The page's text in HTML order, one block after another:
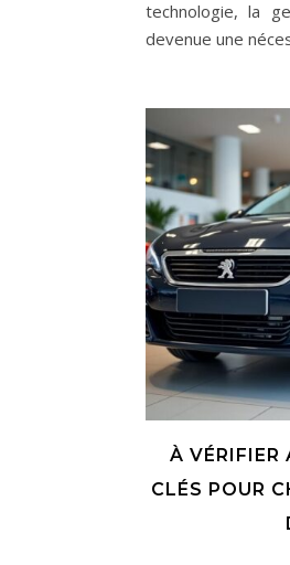
technologie, la
devenue une
À VÉRIFIER
CLÉS POUR